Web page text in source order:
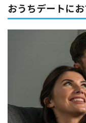
おうちデートに